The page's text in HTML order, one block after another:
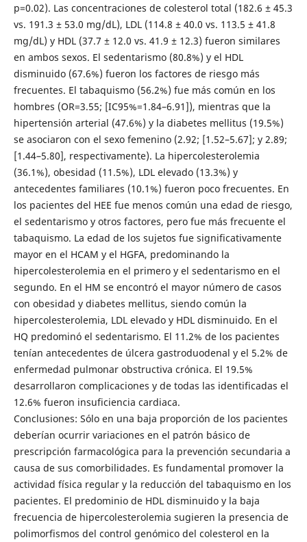
p=0.02). Las concentraciones de colesterol total (182.6 ± 45.3
vs. 191.3 ± 53.0 mg/dL), LDL (114.8 ± 40.0 vs. 113.5 ± 41.8
mg/dL) y HDL (37.7 ± 12.0 vs. 41.9 ± 12.3) fueron similares
en ambos sexos. El sedentarismo (80.8%) y el HDL
disminuido (67.6%) fueron los factores de riesgo más
frecuentes. El tabaquismo (56.2%) fue más común en los
hombres (OR=3.55; [IC95%=1.84–6.91]), mientras que la
hipertensión arterial (47.6%) y la diabetes mellitus (19.5%)
se asociaron con el sexo femenino (2.92; [1.52–5.67]; y 2.89;
[1.44–5.80], respectivamente). La hipercolesterolemia
(36.1%), obesidad (11.5%), LDL elevado (13.3%) y
antecedentes familiares (10.1%) fueron poco frecuentes. En
los pacientes del HEE fue menos común una edad de riesgo,
el sedentarismo y otros factores, pero fue más frecuente el
tabaquismo. La edad de los sujetos fue significativamente
mayor en el HCAM y el HGFA, predominando la
hipercolesterolemia en el primero y el sedentarismo en el
segundo. En el HM se encontró el mayor número de casos
con obesidad y diabetes mellitus, siendo común la
hipercolesterolemia, LDL elevado y HDL disminuido. En el
HQ predominó el sedentarismo. El 11.2% de los pacientes
tenían antecedentes de úlcera gastroduodenal y el 5.2% de
enfermedad pulmonar obstructiva crónica. El 19.5%
desarrollaron complicaciones y de todas las identificadas el
12.6% fueron insuficiencia cardiaca.
Conclusiones: Sólo en una baja proporción de los pacientes
deberían ocurrir variaciones en el patrón básico de
prescripción farmacológica para la prevención secundaria a
causa de sus comorbilidades. Es fundamental promover la
actividad física regular y la reducción del tabaquismo en los
pacientes. El predominio de HDL disminuido y la baja
frecuencia de hipercolesterolemia sugieren la presencia de
polimorfismos del control genómico del colesterol en la